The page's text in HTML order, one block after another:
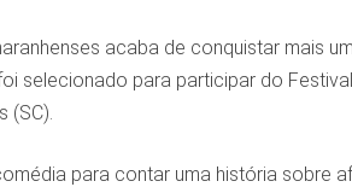
acaba de conquistar mais
selecionado para participar do
(SC).
para contar uma história sobre